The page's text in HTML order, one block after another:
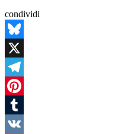
condividi
Bluesky
X
Telegram
Pinterest
Tumblr